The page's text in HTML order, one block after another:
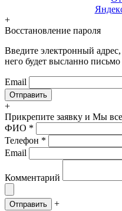
+
Восстановление пароля
Введите электронный
него будет высланно
Email
+
Прикрепите заявку и Мы все
ФИО *
Телефон *
Email
Комментарий
Отправить +